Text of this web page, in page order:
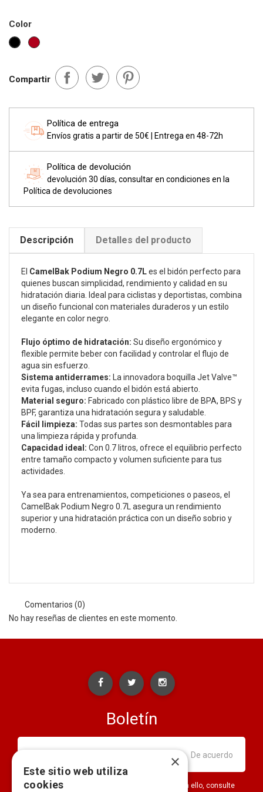
Color
NegroGranate
Compartir
Política de entrega
Envíos gratis a partir de 50€ | Entrega en 48-72h
Política de devolución
devolución 30 días, consultar en condiciones en la
Política de devoluciones
Descripción Detalles del producto
El CamelBak Podium Negro 0.7Les el bidón perfecto para
quienes buscan simplicidad, rendimiento y calidad en su
hidratación diaria. Ideal para ciclistas y deportistas, combina
un diseño funcional con materiales duraderos y un estilo
elegante en color negro.
Flujo óptimo de hidratación: Su diseño ergonómico y
flexible permite beber con facilidad y controlar el flujo de
agua sin esfuerzo.
Sistema antiderrames: La innovadora boquilla Jet Valve™
evita fugas, incluso cuando el bidón está abierto.
Material seguro: Fabricado con plástico libre de BPA, BPS y
BPF, garantiza una hidratación segura y saludable.
Fácil limpieza: Todas sus partes son desmontables para
una limpieza rápida y profunda.
Capacidad ideal: Con 0.7 litros, ofrece el equilibrio perfecto
entre tamaño compacto y volumen suficiente para tus
actividades.
Ya sea para entrenamientos, competiciones o paseos, el
CamelBak Podium Negro 0.7L asegura un rendimiento
superior y una hidratación práctica con un diseño sobrio y
moderno.
Comentarios (0)
No hay reseñas de clientes en este momento.
Boletín
Puede darse de baja en cualquier momento. Para ello, consulte
×
Este sitio web utiliza
cookies